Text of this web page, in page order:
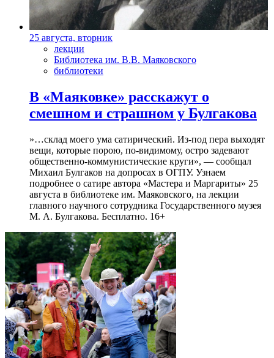
25 августа, вторник
лекции
Библиотека им. В.В. Маяковского
библиотеки
В «Маяковке» расскажут о
смешном и страшном у Булгакова
»…склад моего ума сатирический. Из-под пера выходят
вещи, которые порою, по-видимому, остро задевают
общественно-коммунистические круги», — сообщал
Михаил Булгаков на допросах в ОГПУ. Узнаем
подробнее о сатире автора «Мастера и Маргариты» 25
августа в библиотеке им. Маяковского, на лекции
главного научного сотрудника Государственного музея
М. А. Булгакова. Бесплатно. 16+